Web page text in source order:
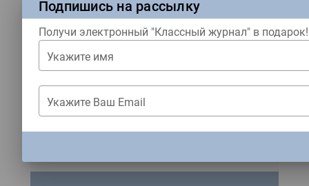
Новости
конкурса «Это у нас
семейное»
Подпишись на рассылку
Получи электронный "Классный журнал" в подарок!
Укажите имя
Укажите Ваш Email